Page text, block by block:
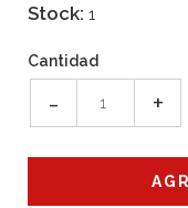
Stock: 1
Cantidad
- +